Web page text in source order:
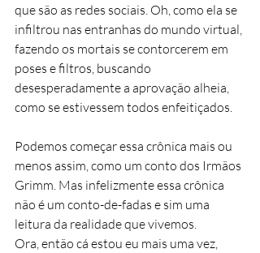
que são as redes sociais. Oh, como ela se
infiltrou nas entranhas do mundo virtual,
fazendo os mortais se contorcerem em
poses e filtros, buscando
desesperadamente a aprovação alheia,
como se estivessem todos enfeitiçados.
Podemos começar essa crônica mais ou
menos assim, como um conto dos Irmãos
Grimm. Mas infelizmente essa crônica
não é um conto-de-fadas e sim uma
leitura da realidade que vivemos.
Ora, então cá estou eu mais uma vez,